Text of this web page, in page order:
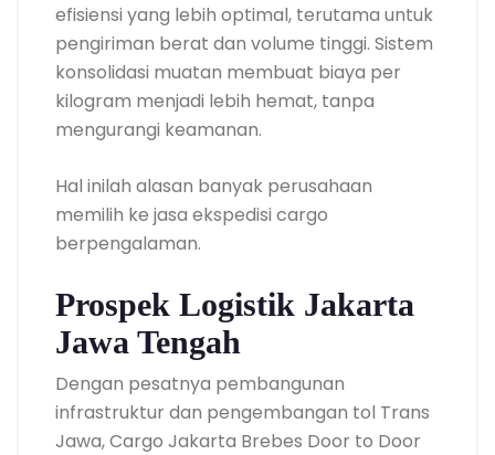
efisiensi yang lebih optimal, terutama untuk
pengiriman berat dan volume tinggi. Sistem
konsolidasi muatan membuat biaya per
kilogram menjadi lebih hemat, tanpa
mengurangi keamanan.
Hal inilah alasan banyak perusahaan
memilih ke jasa ekspedisi cargo
berpengalaman.
Prospek Logistik Jakarta
Jawa Tengah
Dengan pesatnya pembangunan
infrastruktur dan pengembangan tol Trans
Jawa, Cargo Jakarta Brebes Door to Door